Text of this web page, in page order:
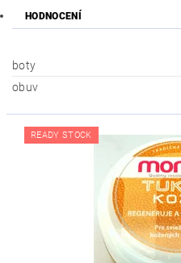
HODNOCENÍ
boty
obuv
READY STOCK